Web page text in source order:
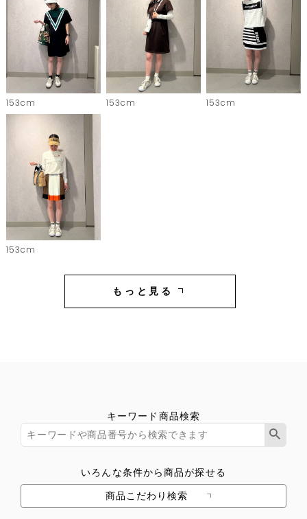
153cm 153cm 153cm
153cm
もっと見る
キーワード商品検索
いろんな条件から商品が探せる
商品こだわり検索